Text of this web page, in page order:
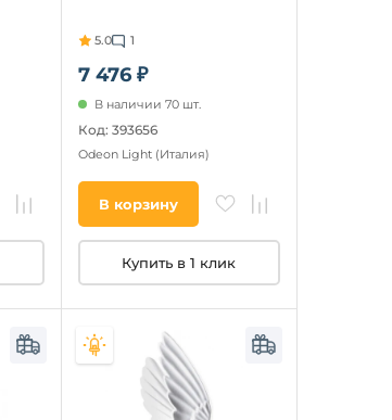
7 476 ₽
5.0 1
В наличии 70 шт.
Код: 393656
Odeon Light (Италия)
В корзину
Купить в 1 клик